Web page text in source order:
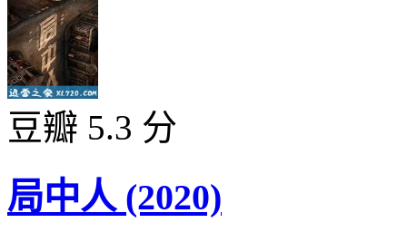
豆瓣 5.3 分
局中人 (2020)